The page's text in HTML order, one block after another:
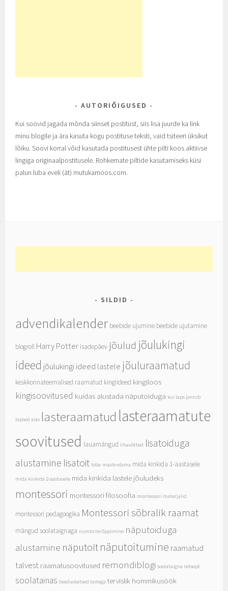
AUTORIÕIGUSED
Kui soovid jagada mõnda siinset postitust, siis lisa juurde ka link
minu blogile ja ära kasuta kogu postituse teksti, vaid tsiteeri üksikut
lõiku. Soovi korral võid kasutada postitusest ühte pilti koos aktiivse
lingiga originaalpostitusele. Rohkemate piltide kasutamiseks küsi
palun luba eveli (ät) mutukamoos.com.
SILDID
advendikalender beebide ujumine beebide ujutamine
blogroll Harry Potter isadepäev jõulud jõulukingi
ideed jõulukingi ideed lastele jõuluraamatud
keskkonnateemalised raamatud kingiideed kingiloos
kingisoovitused kuidas alustada näputoiduga kui laps jonnib
lapsed aias lasteraamatud lasteraamatute
soovitused lauamängud lihavõtted lisatoiduga
alustamine lisatoit loba maale elama mida kinkida 1-aastasele
mida kinkida 2-aastasele mida kinkida lastele jõuludeks
montessori montessori filosoofia montessori materjalid
montessori pedagoogika Montessori sõbralik raamat
mängud soolataignaga numbrite õppimine näputoiduga
alustamine näputoitnäputoitumine raamatud
talvest raamatusoovitused remondiblogi soolataigna retsept
soolatainas teaduskatsed lastega tervislik hommikusöök